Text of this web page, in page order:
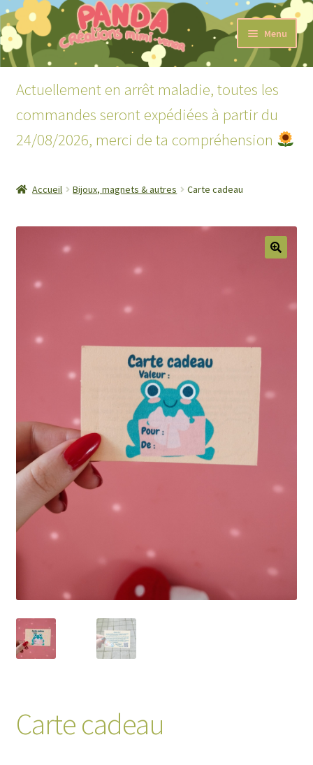
Aller
la
Aller
au
contenu
Menu
Accueil
le
menu
Lecture
Ouvrir
Actuellement en arrêt maladie, toutes les
commandes seront expédiées à partir du
24/08/2026, merci de ta compréhension
Accueil Bijoux, magnets & autres Carte cadeau
Carte cadeau